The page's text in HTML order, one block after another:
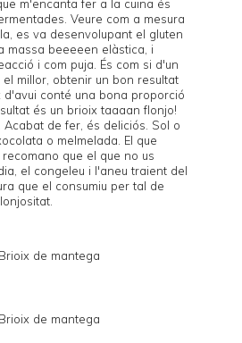
m'encanta fer a la cuina és
Veure com a mesura
es va desenvolupant el gluten
massa beeeeen elàstica, i
i com puja. És com si d'un
millor, obtenir un bon resultat
d'avui conté una bona proporció
és un brioix taaaan flonjo!
Acabat de fer, és deliciós. Sol o
o melmelada. El que
recomano que el que no us
el congeleu i l'aneu traient del
que el consumiu per tal de